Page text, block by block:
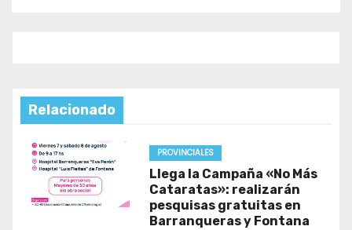
Relacionado
PROVINCIALES
Llega la Campaña «No Más
Cataratas»: realizarán
pesquisas gratuitas en
Barranqueras y Fontana